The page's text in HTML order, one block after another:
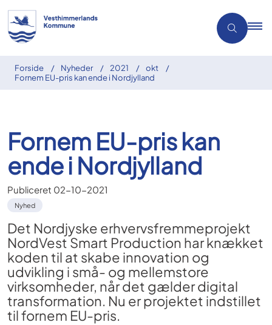
Forside Nyheder 2021
okt
Fornem EU-pris kan ende i Nordjylland
Fornem EU-pris kan
ende i Nordjylland
Publiceret 02-10-2021
Nyhed
Det Nordjyske erhvervsfremmeprojekt
NordVest Smart Production har knækket
koden til at skabe innovation og
udvikling i små- og mellemstore
virksomheder, når det gælder digital
transformation. Nu er projektet indstillet
til fornem EU-pris.